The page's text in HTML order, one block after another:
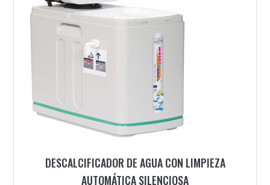
DESCALCIFICADOR DE AGUA CON LIMPIEZA
AUTOMÁTICA SILENCIOSA